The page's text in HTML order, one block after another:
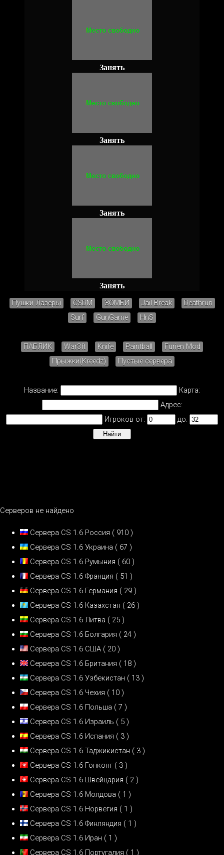
Занять
Занять
Занять
Занять
Пушки Лазеры CSDM ЗОМБИ Jail Break
Deathrun
Surf
GunGame HnS
ПАБЛИК War3ft Knife Paintball
Furien Mod
Прыжки(Kreedz)
Пустые сервера
Название:
Карта:
Адрес:
Игроков от:
до:
Серверов не найдено
Сервера CS 1.6 Россия ( 910 )
Сервера CS 1.6 Украина ( 67 )
Сервера CS 1.6 Румыния ( 60 )
Сервера CS 1.6 Франция ( 51 )
Сервера CS 1.6 Германия ( 29 )
Сервера CS 1.6 Казахстан ( 26 )
Сервера CS 1.6 Литва ( 25 )
Сервера CS 1.6 Болгария ( 24 )
Сервера CS 1.6 США ( 20 )
Сервера CS 1.6 Британия ( 18 )
Сервера CS 1.6 Узбекистан ( 13 )
Сервера CS 1.6 Чехия ( 10 )
Сервера CS 1.6 Польша ( 7 )
Сервера CS 1.6 Израиль ( 5 )
Сервера CS 1.6 Испания ( 3 )
Сервера CS 1.6 Таджикистан ( 3 )
Сервера CS 1.6 Гонконг ( 3 )
Сервера CS 1.6 Швейцария ( 2 )
Сервера CS 1.6 Молдова ( 1 )
Сервера CS 1.6 Норвегия ( 1 )
Сервера CS 1.6 Финляндия ( 1 )
Сервера CS 1.6 Иран ( 1 )
Сервера CS 1.6 Португалия ( 1 )